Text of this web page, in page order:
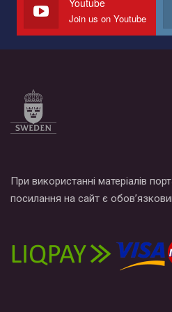
Все, что вам нужно сделать - это
по этой ссылке и поставить лайк
Join us on Youtube
При використанні матеріалів
посилання на сайт є